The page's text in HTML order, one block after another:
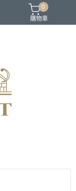
0
購物車